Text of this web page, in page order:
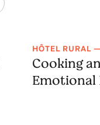
HÔTEL RURAL
Cooking
Emotional